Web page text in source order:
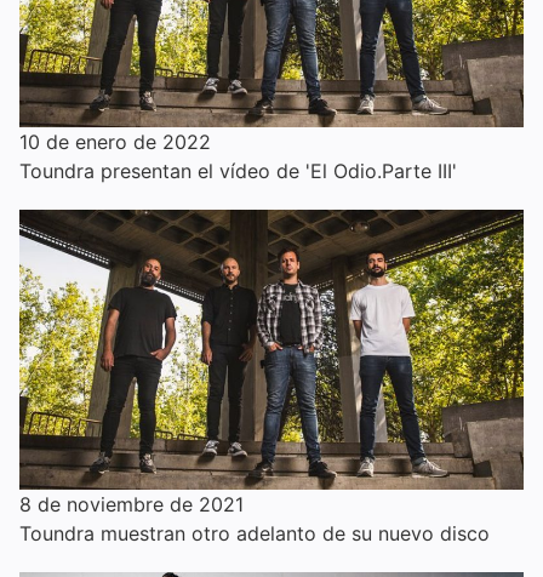
10 de enero de 2022
Toundra presentan el vídeo de 'El Odio.Parte III'
8 de noviembre de 2021
Toundra muestran otro adelanto de su nuevo disco